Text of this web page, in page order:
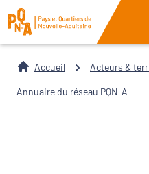
Accueil Acteurs &
Annuaire du réseau PQN-A